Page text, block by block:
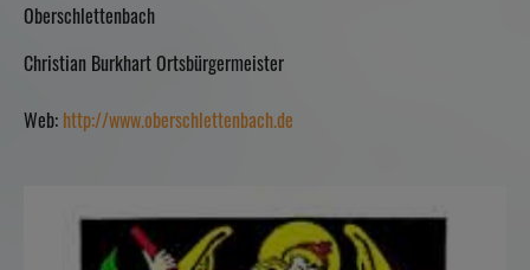
Oberschlettenbach
Christian Burkhart Ortsbürgermeister
Web: http://www.oberschlettenbach.de